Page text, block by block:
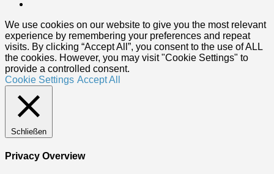
We use cookies on our website to give you the most relevant
experience by remembering your preferences and repeat
visits. By clicking “Accept All”, you consent to the use of ALL
the cookies. However, you may visit "Cookie Settings" to
provide a controlled consent.
Cookie Settings Accept All
Schließen
Privacy Overview